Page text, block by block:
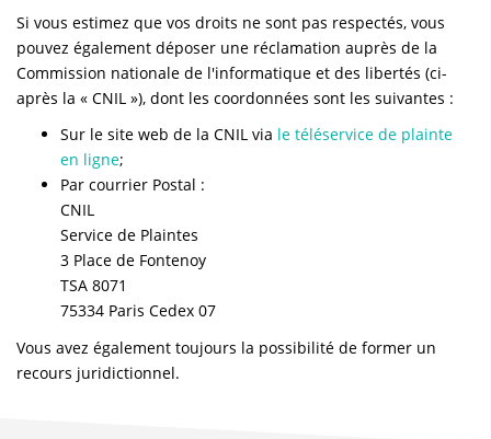
Si vous estimez que vos droits ne sont pas respectés, vous
pouvez également déposer une réclamation auprès de la
Commission nationale de l'informatique et des libertés (ci-
après la « CNIL »), dont les coordonnées sont les suivantes :
Sur le site web de la CNIL via le téléservice de plainte
en ligne;
Par courrier Postal :
CNIL
Service de Plaintes
3 Place de Fontenoy
TSA 8071
75334 Paris Cedex 07
Vous avez également toujours la possibilité de former un
recours juridictionnel.